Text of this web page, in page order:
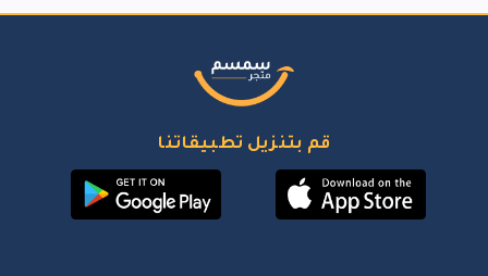
قم بتنزيل تطبيقاتنا